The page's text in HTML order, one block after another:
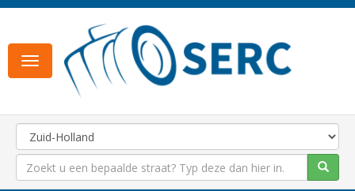
Toggle
navigation